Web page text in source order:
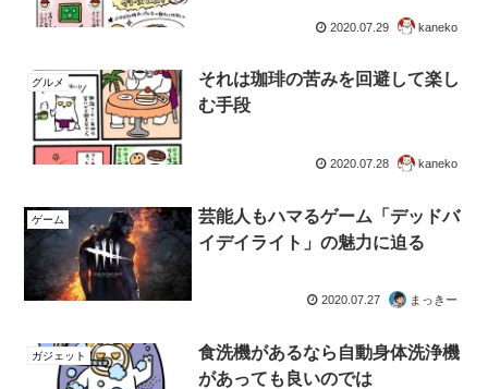
2020.07.29 kaneko
グルメ
それは珈琲の苦みを回避して楽し
む手段
2020.07.28 kaneko
ゲーム
芸能人もハマるゲーム「デッドバ
イデイライト」の魅力に迫る
2020.07.27 まっきー
ガジェット
食洗機があるなら自動身体洗浄機
があっても良いのでは